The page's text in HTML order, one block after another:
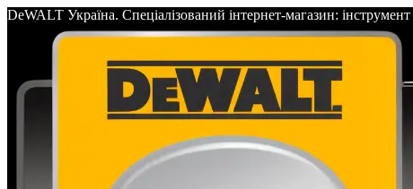
DeWALT Україна. Спеціалізований інтернет-магазин: